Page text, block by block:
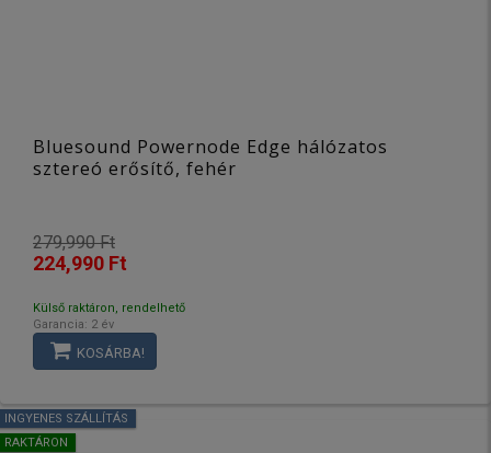
Bluesound Powernode Edge hálózatos
sztereó erősítő, fehér
279,990 Ft
224,990 Ft
Külső raktáron, rendelhető
Garancia: 2 év
KOSÁRBA!
INGYENES SZÁLLÍTÁS
RAKTÁRON